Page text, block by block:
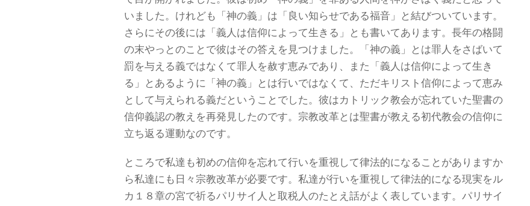
いました。けれども「神の義」は「良い知らせである福音」と結びついています。
さらにその後には「義人は信仰によって生きる」とも書いてあります。長年の格闘
の末やっとのことで彼はその答えを見つけました。「神の義」とは罪人をさばいて
罰を与える義ではなくて罪人を赦す恵みであり、また「義人は信仰によって生き
る」とあるように「神の義」とは行いではなくて、ただキリスト信仰によって恵み
として与えられる義だということでした。彼はカトリック教会が忘れていた聖書の
信仰義認の教えを再発見したのです。宗教改革とは聖書が教える初代教会の信仰に
立ち返る運動なのです。
ところで私達も初めの信仰を忘れて行いを重視して律法的になることがありますか
ら私達にも日々宗教改革が必要です。私達が行いを重視して律法的になる現実をル
カ１８章の宮で祈るパリサイ人と取税人のたとえ話がよく表しています。パリサイ